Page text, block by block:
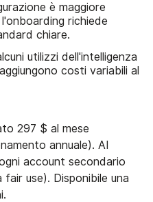
è maggiore
richiede
chiare.
utilizzi dell'intelligenza
costi variabili al
297 $ al mese
annuale). AI
account secondario
use). Disponibile una